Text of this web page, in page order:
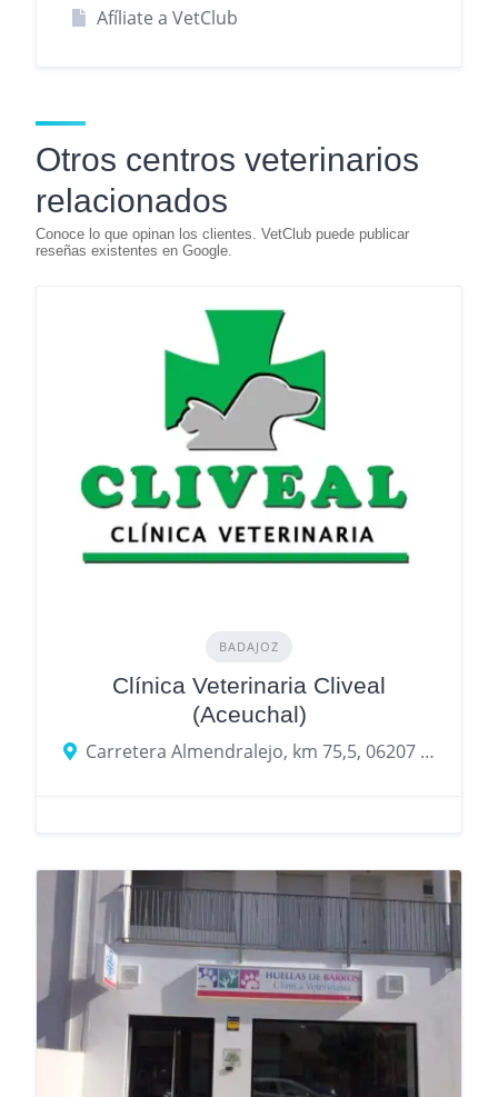
Afíliate a VetClub
Otros centros veterinarios
relacionados
BADAJOZ
Clínica Veterinaria Cliveal
(Aceuchal)
Carretera Almendralejo, km 75,5, 06207 Aceuchal, Badajoz